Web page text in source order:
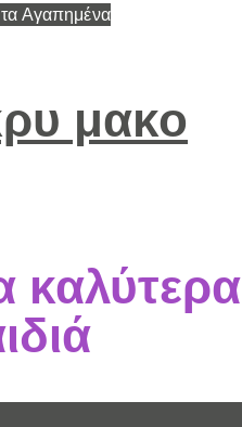
Αγαπημένα
μακο
καλύτερα